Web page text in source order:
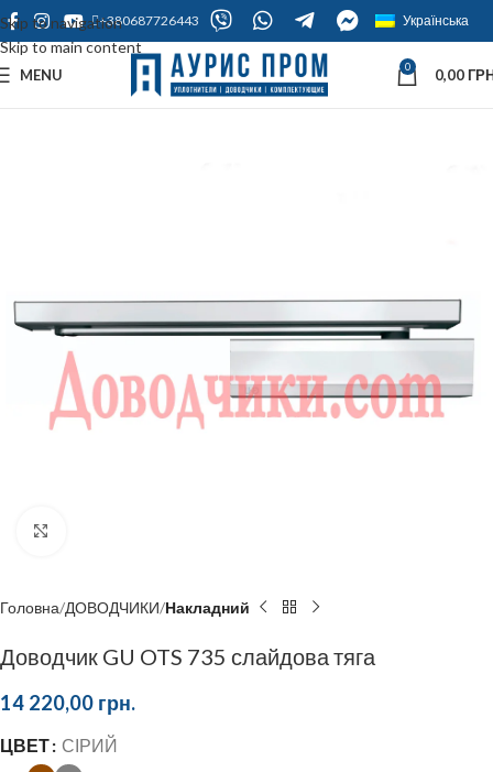
Skip to navigation
Skip to main content
+380687726443 Українська
MENU 0 0,00
Головна ДОВОДЧИКИ Накладний
Доводчик GU OTS 735 слайдова тяга
14 220,00 грн.
ЦВЕТ СІРИЙ